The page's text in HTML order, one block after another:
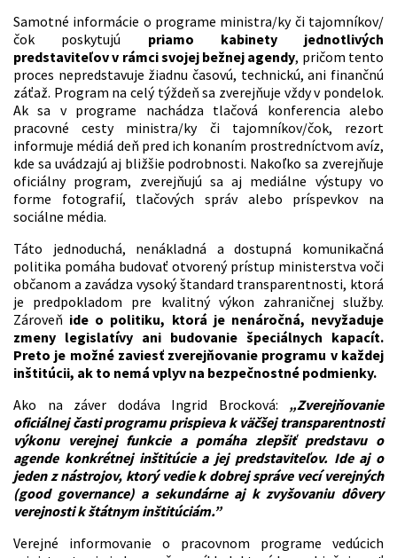
Samotné informácie o programe ministra/ky či tajomníkov/
čok poskytujú priamo kabinety jednotlivých
predstaviteľov v rámci svojej bežnej agendy, pričom tento
proces nepredstavuje žiadnu časovú, technickú, ani finančnú
záťaž. Program na celý týždeň sa zverejňuje vždy v pondelok.
Ak sa v programe nachádza tlačová konferencia alebo
pracovné cesty ministra/ky či tajomníkov/čok, rezort
informuje médiá deň pred ich konaním prostredníctvom avíz,
kde sa uvádzajú aj bližšie podrobnosti. Nakoľko sa zverejňuje
oficiálny program, zverejňujú sa aj mediálne výstupy vo
forme fotografií, tlačových správ alebo príspevkov na
sociálne média.
Táto jednoduchá, nenákladná a dostupná komunikačná
politika pomáha budovať otvorený prístup ministerstva voči
občanom a zavádza vysoký štandard transparentnosti, ktorá
je predpokladom pre kvalitný výkon zahraničnej služby.
Zároveň ide o politiku, ktorá je nenáročná, nevyžaduje
zmeny legislatívy ani budovanie špeciálnych kapacít.
Preto je možné zaviesť zverejňovanie programu v každej
inštitúcii, ak to nemá vplyv na bezpečnostné podmienky.
Ako na záver dodáva Ingrid Brocková: „Zverejňovanie
oficiálnej časti programu prispieva k väčšej transparentnosti
výkonu verejnej funkcie a pomáha zlepšiť predstavu o
agende konkrétnej inštitúcie a jej predstaviteľov. Ide aj o
jeden z nástrojov, ktorý vedie k dobrej správe vecí verejných
(good governance) a sekundárne aj k zvyšovaniu dôvery
verejnosti k štátnym inštitúciám.”
Verejné informovanie o pracovnom programe vedúcich